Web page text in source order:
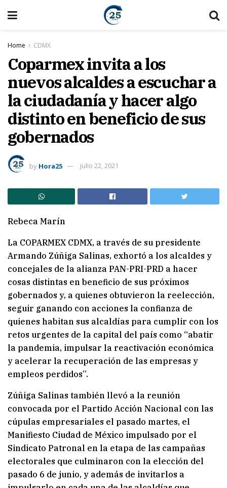
Home CDMX
Coparmex invita a los
nuevos alcaldes a escuchar a
la ciudadanía y hacer algo
distinto en beneficio de sus
gobernados
by Hora25 julio 22, 2021
Rebeca Marín
La COPARMEX CDMX, a través de su presidente
Armando Zúñiga Salinas, exhortó a los alcaldes y
concejales de la alianza PAN-PRI-PRD a hacer
cosas distintas en beneficio de sus próximos
gobernados y, a quienes obtuvieron la reelección,
seguir ganando con acciones la confianza de
quienes habitan sus alcaldías para cumplir con los
retos urgentes de la capital del país como “abatir
la pandemia, impulsar la reactivación económica
y acelerar la recuperación de las empresas y
empleos perdidos”.
Zúñiga Salinas también llevó a la reunión
convocada por el Partido Acción Nacional con las
cúpulas empresariales el pasado martes, el
Manifiesto Ciudad de México impulsado por el
Sindicato Patronal en la etapa de las campañas
electorales que culminaron con la elección del
pasado 6 de junio, y además de invitarlos a